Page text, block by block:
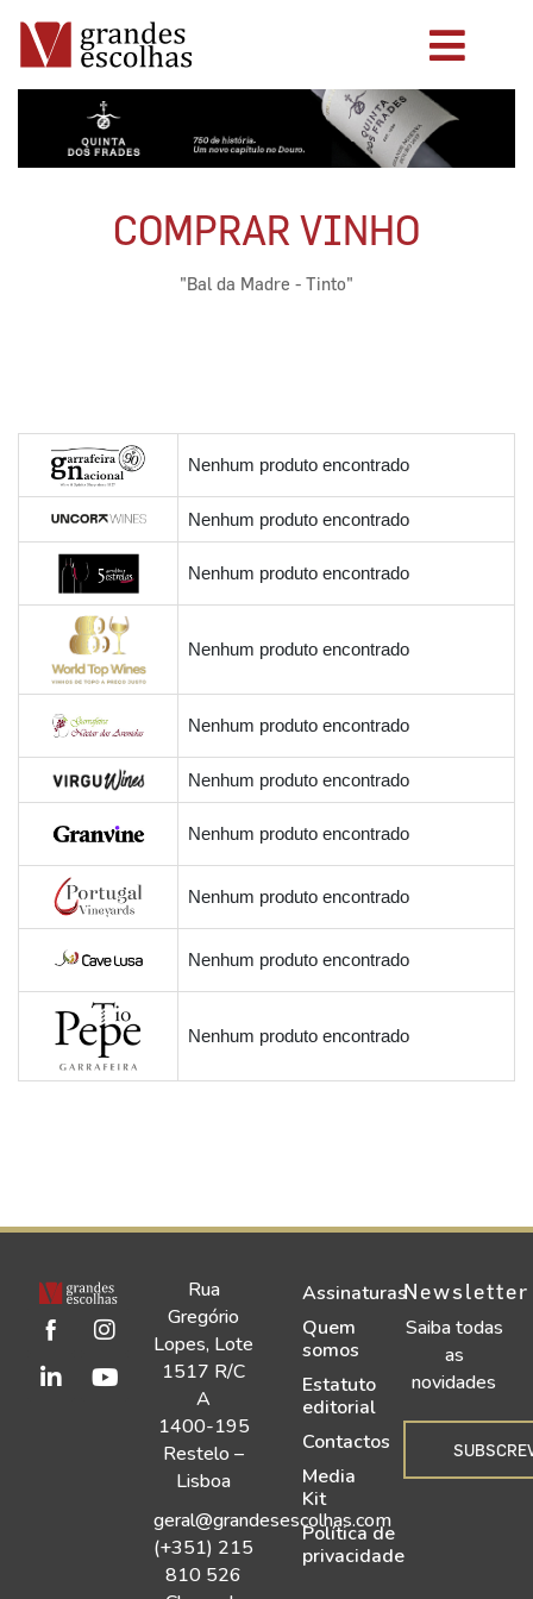
COMPRAR VINHO
"Bal da Madre - Tinto"
Nenhum produto encontrado
Nenhum produto encontrado
Nenhum produto encontrado
Nenhum produto encontrado
Nenhum produto encontrado
Nenhum produto encontrado
Nenhum produto encontrado
Nenhum produto encontrado
Nenhum produto encontrado
Nenhum produto encontrado
Rua
Gregório
Lopes, Lote
1517 R/C
A
1400-195
Restelo –
Lisboa
geral@grandesescolhas.com
(+351) 215
810 526
Assinaturas
Quem
somos
Estatuto
editorial
Contactos
Media
Kit
Política de
privacidade
Newsletter
Saiba todas
as
novidades